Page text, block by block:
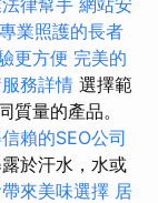
律幫手 網站安
業照護的長者
更方便 完美的
務詳情 選擇範
質量的產品。
賴的SEO公司
於汗水，水或
來美味選擇 居